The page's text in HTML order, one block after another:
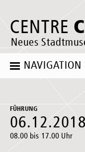
CENTRE
Neues
NAVIGATION
FÜHRUNG
06.12.2018
08.00 bis 17.00 Uhr